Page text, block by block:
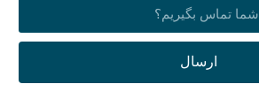
ارسال